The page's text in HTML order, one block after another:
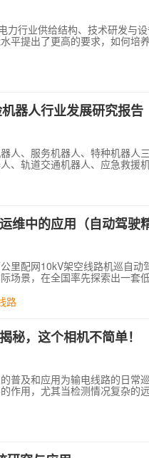
力行业供给结构、技术研发与
平提出了更高的要求，如何培
器人行业发展研究报告
人、服务机器人、特种机器
、轨道交通机器人、应急救援
维中的应用（自动驾驶
里配网10kV架空线路机巡自
场景，在全国率先探索出一套
路
秘，这个相机不简单！
普及和应用为输电线路的日
作用，尤其当检测情况复杂